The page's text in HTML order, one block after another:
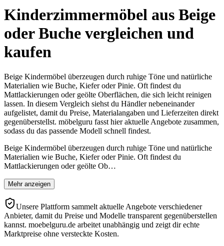
Kinderzimmermöbel aus Beige
oder Buche vergleichen und
kaufen
Beige Kindermöbel überzeugen durch ruhige Töne und natürliche
Materialien wie Buche, Kiefer oder Pinie. Oft findest du
Mattlackierungen oder geölte Oberflächen, die sich leicht reinigen
lassen. In diesem Vergleich siehst du Händler nebeneinander
aufgelistet, damit du Preise, Materialangaben und Lieferzeiten direkt
gegenüberstellst. möbelguru fasst hier aktuelle Angebote zusammen,
sodass du das passende Modell schnell findest.
Beige Kindermöbel überzeugen durch ruhige Töne und natürliche
Materialien wie Buche, Kiefer oder Pinie. Oft findest du
Mattlackierungen oder geölte Ob…
Mehr anzeigen
Unsere Plattform sammelt aktuelle Angebote verschiedener
Anbieter, damit du Preise und Modelle transparent gegenüberstellen
kannst. moebelguru.de arbeitet unabhängig und zeigt dir echte
Marktpreise ohne versteckte Kosten.